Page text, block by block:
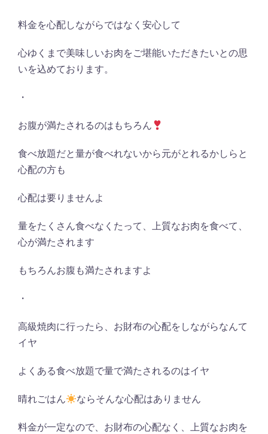
料金を心配しながらではなく安心して
心ゆくまで美味しいお肉をご堪能いただきたいとの思
いを込めております。
・
お腹が満たされるのはもちろん
食べ放題だと量が食べれないから元がとれるかしらと
心配の方も
心配は要りませんよ
量をたくさん食べなくたって、上質なお肉を食べて、
心が満たされます
もちろんお腹も満たされますよ
・
高級焼肉に行ったら、お財布の心配をしながらなんて
イヤ
よくある食べ放題で量で満たされるのはイヤ
晴れごはん ならそんな心配はありません
料金が一定なので、お財布の心配なく、上質なお肉を